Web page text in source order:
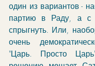
один из вариантов -
партию в Раду, а с
спрыгнуть. Или,
очень
"Царь. Просто